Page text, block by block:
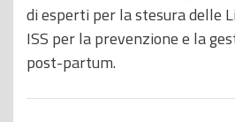
di esperti per la stesura delle
ISS per la prevenzione e la
post-partum.